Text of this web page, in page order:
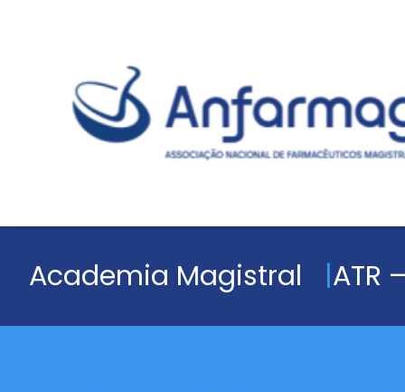
Academia Magistral ATR